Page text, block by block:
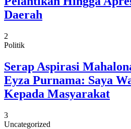
Daerah
2
Politik
Serap Aspirasi
Eyza Purnama: Saya
Kepada Masyarakat
3
Uncategorized